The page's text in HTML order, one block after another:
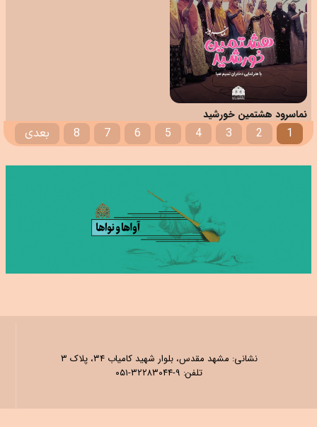
نماسرود هشتمین خورشید
1
2
3
4
5
6
7
8 بعدی
نشانی: مشهد مقدس، بلوار شهید کامیاب ۳۴، پلاک ۳
تلفن: ۹-۳۲۲۸۳۰۴۴-۰۵۱